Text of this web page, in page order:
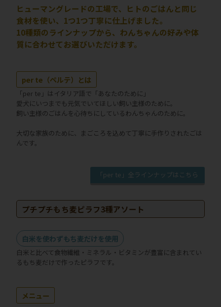
ヒューマングレードの工場で、ヒトのごはんと同じ
食材を使い、1つ1つ丁寧に仕上げました。
10種類のラインナップから、わんちゃんの好みや体
質に合わせてお選びいただけます。
per te（ペルテ）とは
「per te」はイタリア語で「あなたのために」
愛犬にいつまでも元気でいてほしい飼い主様のために。
飼い主様のごはんを心待ちにしているわんちゃんのために。
大切な家族のために、まごころを込めて丁寧に手作りされたごは
んです。
「per te」全ラインナップはこちら
プチプチもち麦ピラフ3種アソート
白米を使わずもち麦だけを使用
白米と比べて食物繊維・ミネラル・ビタミンが豊富に含まれてい
るもち麦だけで作ったピラフです。
メニュー